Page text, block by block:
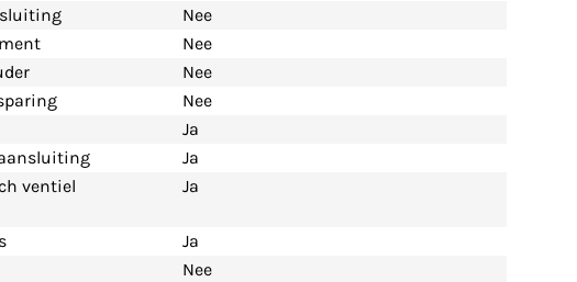
Nee
Nee
Nee
Nee
Ja
Ja
ventiel
Ja
Ja
Nee